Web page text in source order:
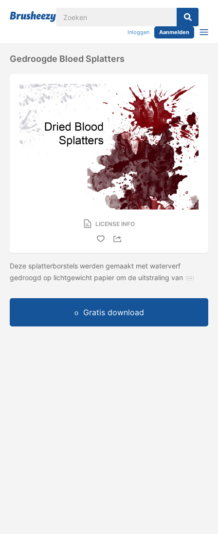
Inloggen Aanmelden
Gedroogde Bloed Splatters
LICENSE INFO
Deze splatterborstels werden gemaakt met waterverf
gedroogd op lichtgewicht papier om de uitstraling van
Gratis download